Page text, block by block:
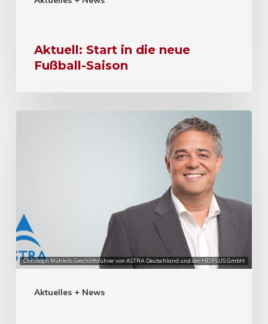
Aktuell: Start in die neue
Fußball-Saison
Christoph Mühleib, Geschäftsführer von ASTRA Deutschland und der HD PLUS GmbH
Aktuelles + News